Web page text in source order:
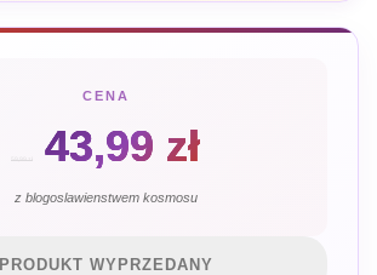
CENA
59,99zł
Pierwotna
cena
wynosiła:
43,99 zł
wynosi:
z blogoslawienstwem kosmosu
PRODUKT WYPRZEDANY